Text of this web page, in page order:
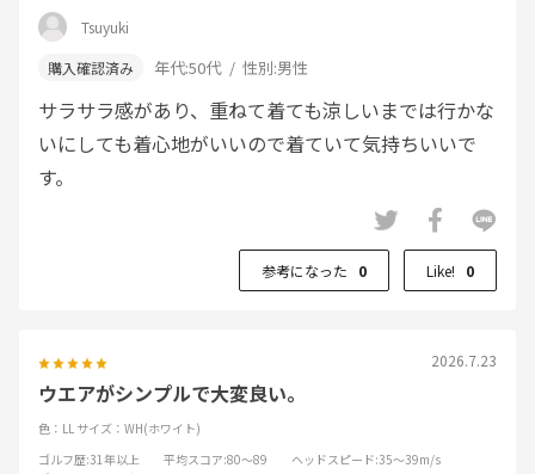
Tsuyuki
年代:50代 性別:男性
サラサラ感があり、重ねて着ても涼しいまでは行かな
いにしても着心地がいいので着ていて気持ちいいで
す。
参考になった 0 Like! 0
2026.7.23
ウエアがシンプルで大変良い。
色：LL サイズ：WH(ホワイト)
ゴルフ歴:31年以上 平均スコア:80～89 ヘッドスピード:35～39m/s